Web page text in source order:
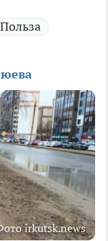
Польза
irkutsk.news